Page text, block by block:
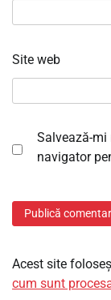
Site web
Salvează-mi
navigator
Acest site
cum sunt